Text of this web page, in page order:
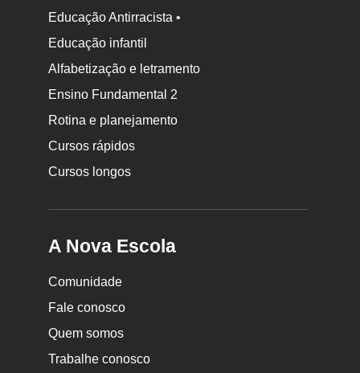
Educação Antirracista •
Educação infantil
Alfabetização e letramento
Ensino Fundamental 2
Rotina e planejamento
Cursos rápidos
Cursos longos
A Nova Escola
Comunidade
Fale conosco
Quem somos
Trabalhe conosco